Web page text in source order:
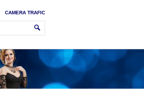
CAMERA TRAFIC